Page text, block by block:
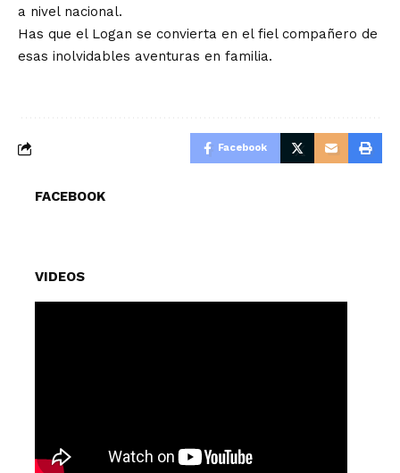
a nivel nacional.
Has que el Logan se convierta en el fiel compañero de
esas inolvidables aventuras en familia.
Facebook
FACEBOOK
VIDEOS